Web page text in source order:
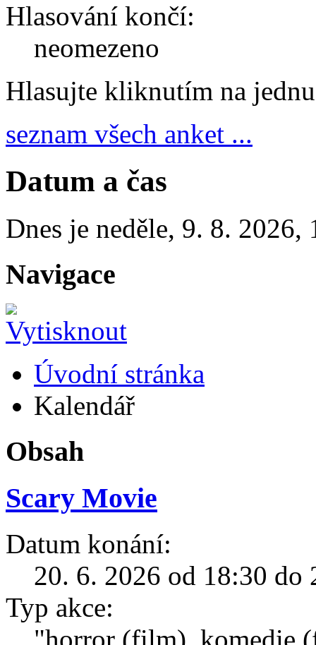
Hlasování končí:
neomezeno
Hlasujte kliknutím na
seznam všech anket ...
Datum a čas
Dnes je neděle, 9. 8. 2026,
Navigace
Úvodní stránka
Kalendář
Obsah
Scary Movie
Datum konání:
20. 6. 2026 od 18:30 do
Typ akce:
"horror (film), komedie